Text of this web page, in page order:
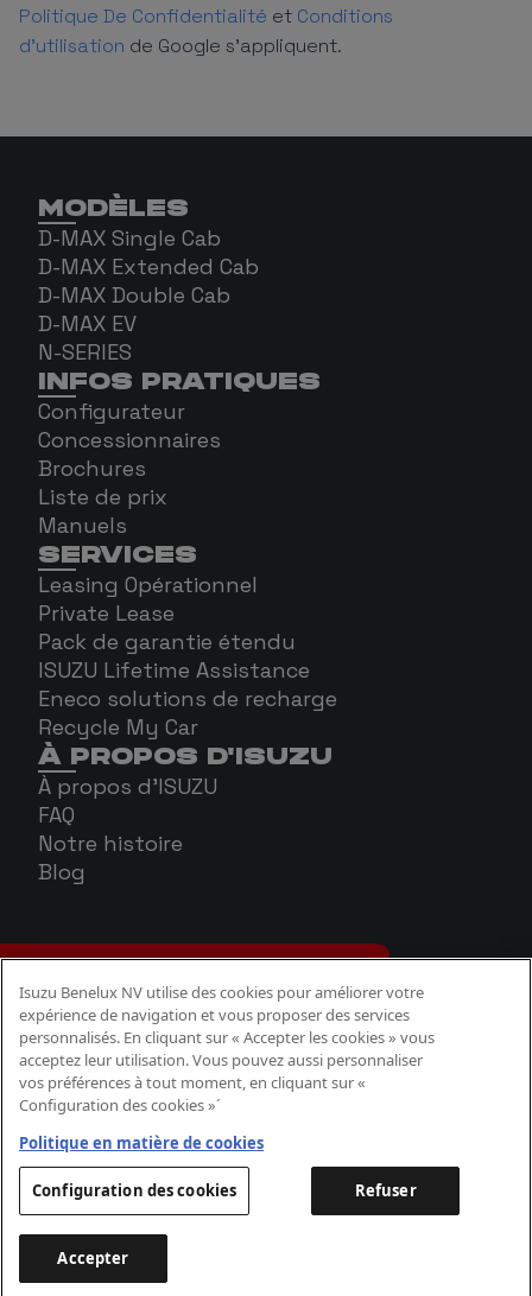
Politique De Confidentialité et Conditions
d'utilisation de Google s'appliquent.
MODÈLES
D-MAX Single Cab
D-MAX Extended Cab
D-MAX Double Cab
D-MAX EV
N-SERIES
INFOS PRATIQUES
Configurateur
Concessionnaires
Brochures
Liste de prix
Manuels
SERVICES
Leasing Opérationnel
Private Lease
Pack de garantie étendu
ISUZU Lifetime Assistance
Eneco solutions de recharge
Recycle My Car
À PROPOS D'ISUZU
À propos d'ISUZU
FAQ
Notre histoire
Blog
Politique CookiesPolitique confidentialité
Aspects légaux
Isuzu Benelux NV utilise des cookies pour améliorer votre
expérience de navigation et vous proposer des services
personnalisés. En cliquant sur « Accepter les cookies » vous
acceptez leur utilisation. Vous pouvez aussi personnaliser
vos préférences à tout moment, en cliquant sur «
Configuration des cookies »´
Politique en matière de cookies
Configuration des cookies Refuser
Accepter